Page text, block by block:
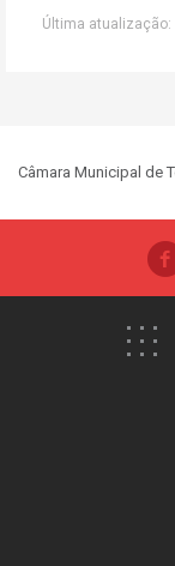
Última atualização:
Câmara Municipal de